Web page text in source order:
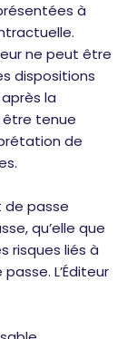
à
ne peut être
dispositions
la
être tenue
de
de passe
qu’elle que
risques liés à
L’Éditeur